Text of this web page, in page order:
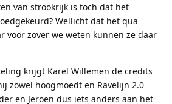
van strookrijk is toch dat het
Wellicht dat het qua
voor zover we weten kunnen ze daar
krijgt Karel Willemen de credits
zowel hoogmoedt en Ravelijn 2.0
en Jeroen dus iets anders aan het